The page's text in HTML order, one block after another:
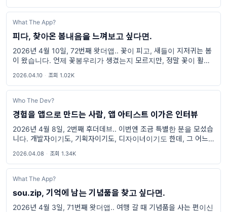
What The App?
피다, 찾아온 봄내음을 느껴보고 싶다면.
2026년 4월 10일, 72번째 왓더앱.. 꽃이 피고, 새들이 지저귀는 봄
이 왔습니다. 언제 꽃봉우리가 생겼는지 모르지만, 정말 꽃이 활짝 피
야기했지만,
2026.04.10 · 조회 1.02K
Who The Dev?
경험을 앱으로 만드는 사람, 앱 아티스트 이가은 인터뷰
2026년 4월 8일, 2번째 후더데브.. 이번엔 조금 특별한 분을 모셨습
니다. 개발자이기도, 기획자이기도, 디자이너이기도 한데, 그 어느 것
데브의 주인공
2026.04.08 · 조회 1.34K
What The App?
sou.zip, 기억에 남는 기념품을 찾고 싶다면.
2026년 4월 3일, 71번째 왓더앱.. 여행 갈 때 기념품을 사는 편이신